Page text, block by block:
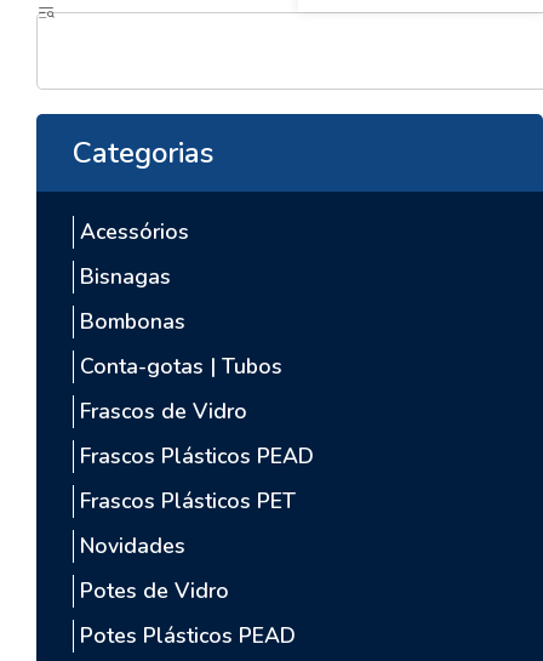
Categorias
Acessórios
Bisnagas
Bombonas
Conta-gotas | Tubos
Frascos de Vidro
Frascos Plásticos PEAD
Frascos Plásticos PET
Novidades
Potes de Vidro
Potes Plásticos PEAD